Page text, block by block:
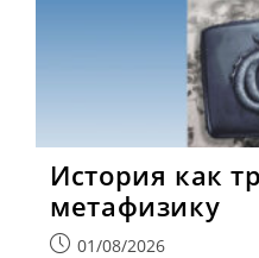
История как
метафизику
Запись01/08/2026